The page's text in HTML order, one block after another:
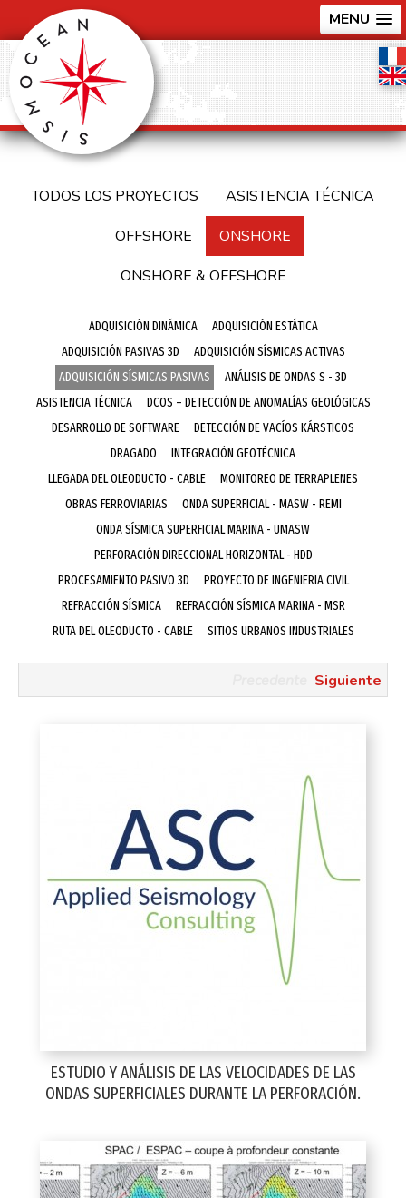
MENU
TODOS LOS PROYECTOS
ASISTENCIA TÉCNICA
OFFSHORE
ONSHORE
ONSHORE & OFFSHORE
ADQUISICIÓN DINÁMICA
ADQUISICIÓN ESTÁTICA
ADQUISICIÓN PASIVAS 3D
ADQUISICIÓN SÍSMICAS ACTIVAS
ADQUISICIÓN SÍSMICAS PASIVAS
ANÁLISIS DE ONDAS S - 3D
ASISTENCIA TÉCNICA
DCOS – DETECCIÓN DE ANOMALÍAS GEOLÓGICAS
DESARROLLO DE SOFTWARE
DETECCIÓN DE VACÍOS KÁRSTICOS
DRAGADO
INTEGRACIÓN GEOTÉCNICA
LLEGADA DEL OLEODUCTO - CABLE
MONITOREO DE TERRAPLENES
OBRAS FERROVIARIAS
ONDA SUPERFICIAL - MASW - REMI
ONDA SÍSMICA SUPERFICIAL MARINA - UMASW
PERFORACIÓN DIRECCIONAL HORIZONTAL - HDD
PROCESAMIENTO PASIVO 3D
PROYECTO DE INGENIERIA CIVIL
REFRACCIÓN SÍSMICA
REFRACCIÓN SÍSMICA MARINA - MSR
RUTA DEL OLEODUCTO - CABLE
SITIOS URBANOS INDUSTRIALES
Siguiente
ESTUDIO Y ANÁLISIS DE LAS VELOCIDADES DE LAS
ONDAS SUPERFICIALES DURANTE LA PERFORACIÓN.